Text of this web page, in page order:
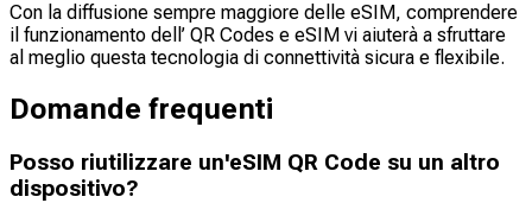
Con la diffusione sempre maggiore delle eSIM, comprendere
il funzionamento dell’ QR Codes e eSIM vi aiuterà a sfruttare
al meglio questa tecnologia di connettività sicura e flexibile.
Domande frequenti
Posso riutilizzare un'eSIM QR Code su un altro
dispositivo?